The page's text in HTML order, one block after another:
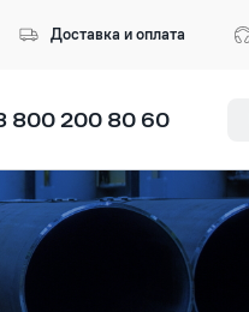
Доставка и оплата
800 200 80 60